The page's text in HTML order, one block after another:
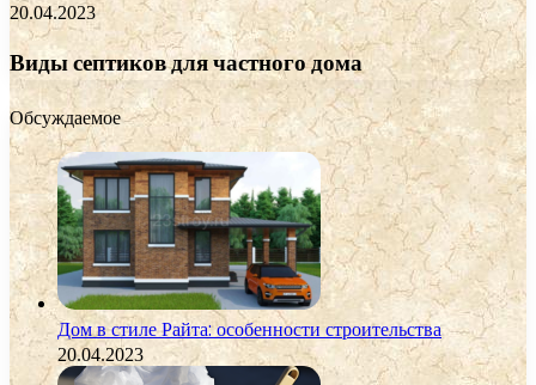
20.04.2023
Виды септиков для частного дома
Обсуждаемое
Дом в стиле Райта: особенности строительства
20.04.2023